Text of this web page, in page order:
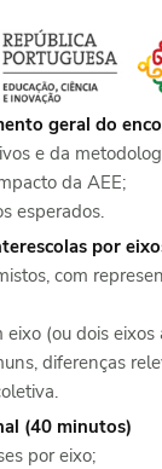
geral do
e da
da AEE;
esperados.
por
com
(ou dois eixos
diferenças
(40 minutos)
por eixo;